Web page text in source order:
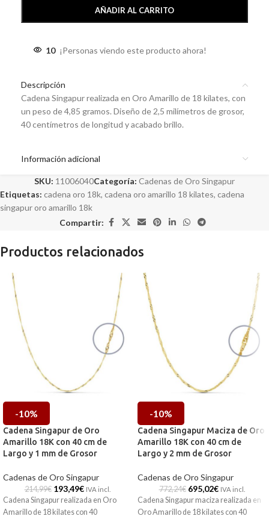
AÑADIR AL CARRITO
10 ¡Personas viendo este producto ahora!
Descripción
Cadena Singapur realizada en Oro Amarillo de 18 kilates, con
un peso de 4,85 gramos. Diseño de 2,5 milímetros de grosor,
40 centímetros de longitud y acabado brillo.
Información adicional
SKU: 11006040Categoría: Cadenas de Oro Singapur
Etiquetas: cadena oro 18k, cadena oro amarillo 18 kilates, cadena
singapur oro amarillo 18k
Compartir:
Productos relacionados
-10%
Cadena Singapur de Oro
Amarillo 18K con 40 cm de
Largo y 1 mm de Grosor
Cadenas de Oro Singapur
214,99€ 193,49€ IVA incl.
Cadena Singapur realizada en Oro
Amarillo de 18 kilates con 40
-10%
Cadena Singapur Maciza de Oro
Amarillo 18K con 40 cm de
Largo y 2 mm de Grosor
Cadenas de Oro Singapur
772,24€ 695,02€ IVA incl.
Cadena Singapur maciza realizada en
Oro Amarillo de 18 kilates con 40